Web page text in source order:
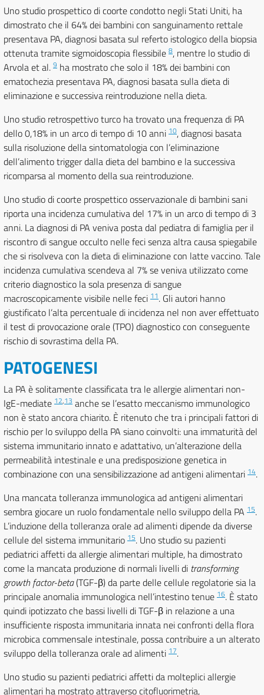
Uno studio prospettico di coorte condotto negli Stati Uniti, ha
dimostrato che il 64% dei bambini con sanguinamento rettale
presentava PA, diagnosi basata sul referto istologico della biopsia
ottenuta tramite sigmoidoscopia flessibile 8, mentre lo studio di
Arvola et al. 9 ha mostrato che solo il 18% dei bambini con
ematochezia presentava PA, diagnosi basata sulla dieta di
eliminazione e successiva reintroduzione nella dieta.
Uno studio retrospettivo turco ha trovato una frequenza di PA
dello 0,18% in un arco di tempo di 10 anni 10, diagnosi basata
sulla risoluzione della sintomatologia con l’eliminazione
dell’alimento trigger dalla dieta del bambino e la successiva
ricomparsa al momento della sua reintroduzione.
Uno studio di coorte prospettico osservazionale di bambini sani
riporta una incidenza cumulativa del 17% in un arco di tempo di 3
anni. La diagnosi di PA veniva posta dal pediatra di famiglia per il
riscontro di sangue occulto nelle feci senza altra causa spiegabile
che si risolveva con la dieta di eliminazione con latte vaccino. Tale
incidenza cumulativa scendeva al 7% se veniva utilizzato come
criterio diagnostico la sola presenza di sangue
macroscopicamente visibile nelle feci 11. Gli autori hanno
giustificato l’alta percentuale di incidenza nel non aver effettuato
il test di provocazione orale (TPO) diagnostico con conseguente
rischio di sovrastima della PA.
PATOGENESI
La PA è solitamente classificata tra le allergie alimentari non-
IgE-mediate 12,13 anche se l’esatto meccanismo immunologico
non è stato ancora chiarito. È ritenuto che tra i principali fattori di
rischio per lo sviluppo della PA siano coinvolti: una immaturità del
sistema immunitario innato e adattativo, un’alterazione della
permeabilità intestinale e una predisposizione genetica in
combinazione con una sensibilizzazione ad antigeni alimentari 14.
Una mancata tolleranza immunologica ad antigeni alimentari
sembra giocare un ruolo fondamentale nello sviluppo della PA 15.
L’induzione della tolleranza orale ad alimenti dipende da diverse
cellule del sistema immunitario 15. Uno studio su pazienti
pediatrici affetti da allergie alimentari multiple, ha dimostrato
come la mancata produzione di normali livelli di transforming
growth factor-beta(TGF-β) da parte delle cellule regolatorie sia la
principale anomalia immunologica nell’intestino tenue 16. È stato
quindi ipotizzato che bassi livelli di TGF-β in relazione a una
insufficiente risposta immunitaria innata nei confronti della flora
microbica commensale intestinale, possa contribuire a un alterato
sviluppo della tolleranza orale ad alimenti 17.
Uno studio su pazienti pediatrici affetti da molteplici allergie
alimentari ha mostrato attraverso citofluorimetria,